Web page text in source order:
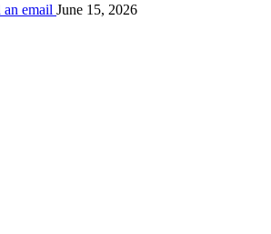
an email June 15, 2026